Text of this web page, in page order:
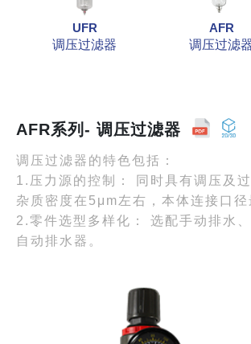
UFR
调压过滤器
AFR
调压过滤
AFR系列- 调压过滤器
调压过滤器的特色包括：
1.压力源的控制： 同时具有调压及
杂质密度在5μm左右，本体连接口径
2.零件选型多样化： 选配手动排水
自动排水器。